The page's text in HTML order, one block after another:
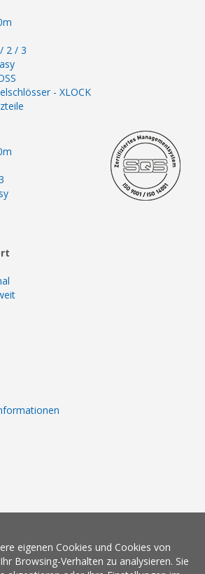
2 / 3
- XLOCK
eigenen Cookies und Cookies von
Browsing-Verhalten zu analysieren. Sie